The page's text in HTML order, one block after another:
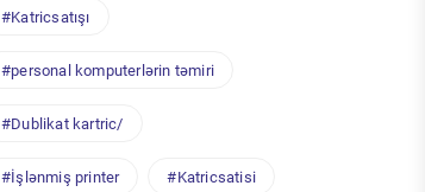
#Katricsatışı
#personal komputerlərin təmiri
#Dublikat kartric/
#İşlənmiş printer #Katricsatisi